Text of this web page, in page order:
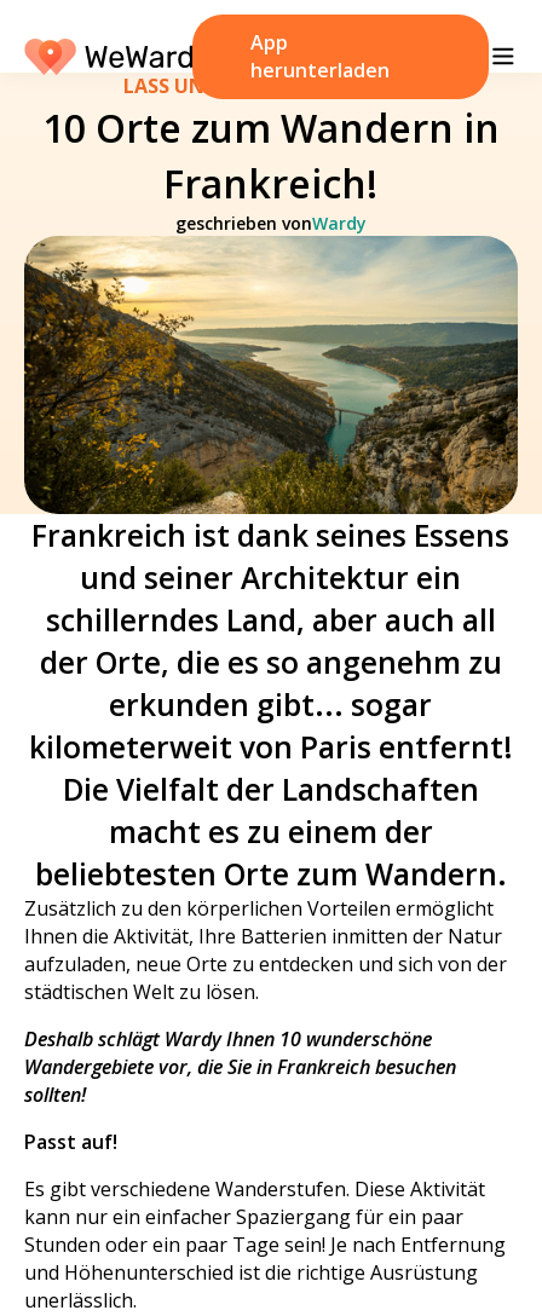
App
herunterladen
LASS UNS REDEN / 18. Mai 2023
10 Orte zum Wandern in
Frankreich!
geschrieben vonWardy
Frankreich ist dank seines Essens
und seiner Architektur ein
schillerndes Land, aber auch all
der Orte, die es so angenehm zu
erkunden gibt... sogar
kilometerweit von Paris entfernt!
Die Vielfalt der Landschaften
macht es zu einem der
beliebtesten Orte zum Wandern.
Zusätzlich zu den körperlichen Vorteilen ermöglicht
Ihnen die Aktivität, Ihre Batterien inmitten der Natur
aufzuladen, neue Orte zu entdecken und sich von der
städtischen Welt zu lösen.
Deshalb schlägt Wardy Ihnen 10 wunderschöne
Wandergebiete vor, die Sie in Frankreich besuchen
sollten!
Passt auf!
Es gibt verschiedene Wanderstufen. Diese Aktivität
kann nur ein einfacher Spaziergang für ein paar
Stunden oder ein paar Tage sein! Je nach Entfernung
und Höhenunterschied ist die richtige Ausrüstung
unerlässlich.